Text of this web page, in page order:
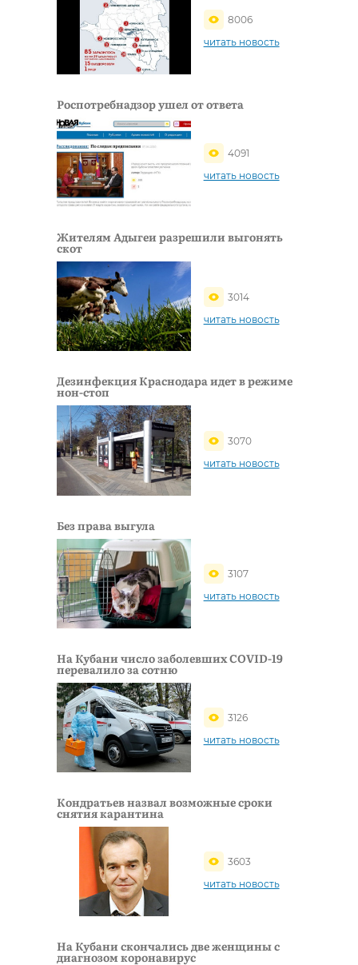
8006
читать новость
Роспотребнадзор ушел от ответа
4091
читать новость
Жителям Адыгеи разрешили выгонять
скот
3014
читать новость
Дезинфекция Краснодара идет в режиме
нон-стоп
3070
читать новость
Без права выгула
3107
читать новость
На Кубани число заболевших COVID-19
перевалило за сотню
3126
читать новость
Кондратьев назвал возможные сроки
снятия карантина
3603
читать новость
На Кубани скончались две женщины с
диагнозом коронавирус